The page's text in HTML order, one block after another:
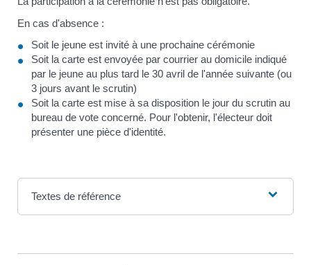
En cas d'absence :
Soit le jeune est invité à une prochaine cérémonie
Soit la carte est envoyée par courrier au domicile indiqué
par le jeune au plus tard le 30 avril de l'année suivante (ou
3 jours avant le scrutin)
Soit la carte est mise à sa disposition le jour du scrutin au
bureau de vote concerné. Pour l'obtenir, l'électeur doit
présenter une pièce d'identité.
Textes de référence